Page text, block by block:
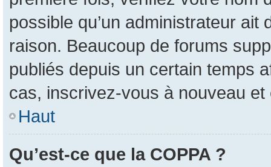
possible qu’un administrateur
raison. Beaucoup de forums
publiés depuis un certain temps
cas, inscrivez-vous à nouveau
Haut
Qu’est-ce que la COPPA ?